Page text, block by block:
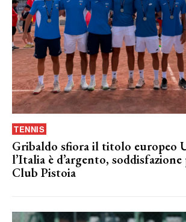
TENNIS
Gribaldo sfiora il titolo europeo
l’Italia è d’argento,
Club Pistoia